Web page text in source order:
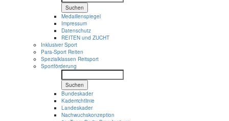
Suchen
Medaillenspiegel
Impressum
Datenschutz
REITEN und ZUCHT
Inklusiver Sport
Para-Sport Reiten
Spezialklassen Reitsport
Sportförderung
Suchen
Bundeskader
Kaderrichtlinie
Landeskader
Nachwuchskonzeption